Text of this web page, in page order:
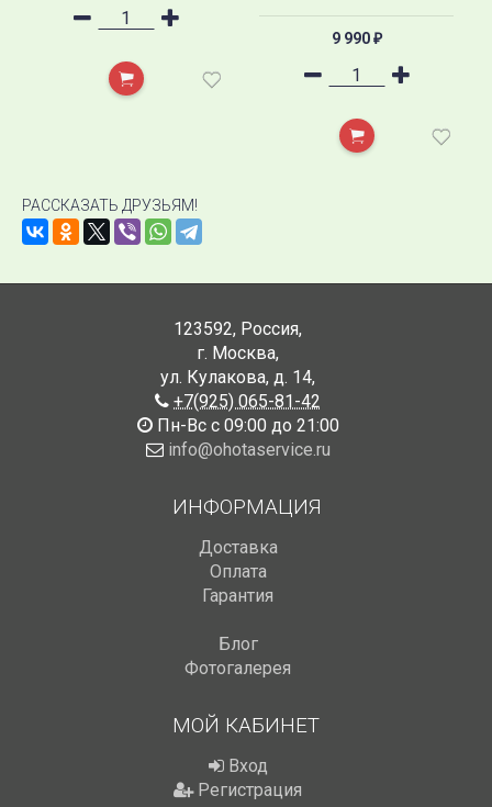
9 990 ₽
РАССКАЗАТЬ ДРУЗЬЯМ!
123592, Россия,
г. Москва,
ул. Кулакова, д. 14,
+7(925) 065-81-42
Пн-Вс с 09:00 до 21:00
info@ohotaservice.ru
ИНФОРМАЦИЯ
Доставка
Оплата
Гарантия
Блог
Фотогалерея
МОЙ КАБИНЕТ
Вход
Регистрация